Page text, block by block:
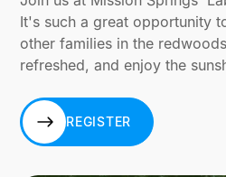
It's such a great opportunity
other families in the
refreshed, and enjoy the
REGISTER